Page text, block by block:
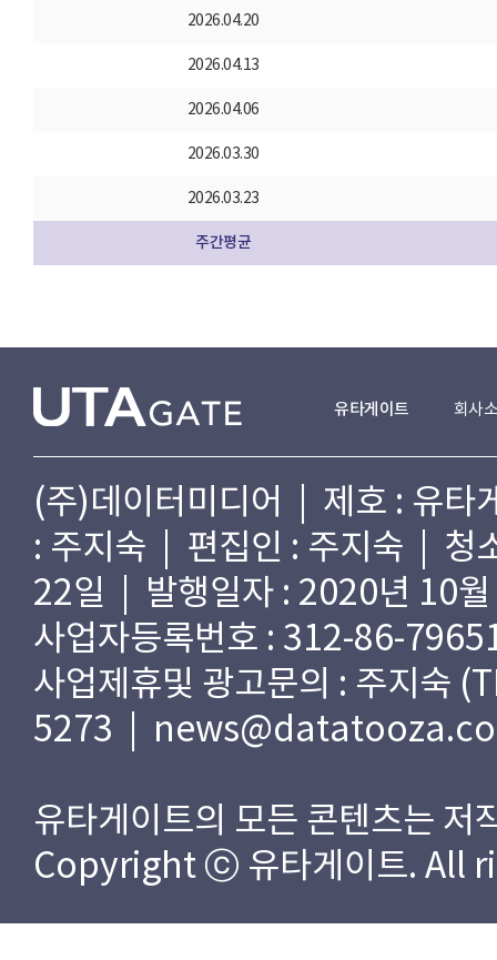
2026.04.20
2026.04.13
2026.04.06
2026.03.30
2026.03.23
주간평균
유타게이트 회사
(주)데이터미디어 | 제호 : 유
: 주지숙 | 편집인 : 주지숙 | 청
22일 | 발행일자 : 2020년 10
사업자등록번호 : 312-86-
사업제휴및 광고문의 : 주지숙
5273 |
유타게이트의 모든 콘텐츠는 저
Copyright ⓒ 유타게이트. All